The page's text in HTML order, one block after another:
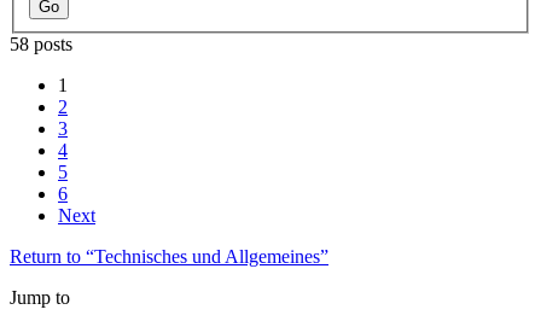
58 posts
1
2
3
4
5
6
Next
Return to “Technisches und Allgemeines”
Jump to